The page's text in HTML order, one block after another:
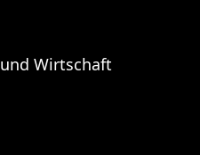
Wirtschaft